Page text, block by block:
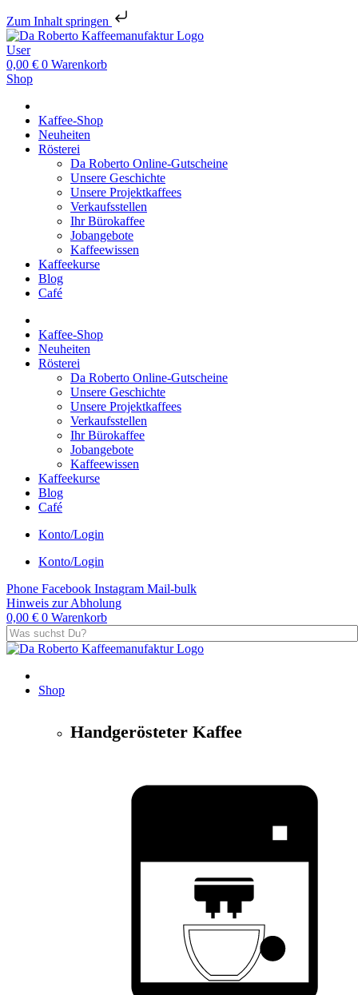
Zum Inhalt springen
User
0,00 € 0 Warenkorb
Shop
Kaffee-Shop
Neuheiten
Rösterei
Da Roberto Online-Gutscheine
Unsere Geschichte
Unsere Projektkaffees
Verkaufsstellen
Ihr Bürokaffee
Jobangebote
Kaffeewissen
Kaffeekurse
Blog
Café
Kaffee-Shop
Neuheiten
Rösterei
Da Roberto Online-Gutscheine
Unsere Geschichte
Unsere Projektkaffees
Verkaufsstellen
Ihr Bürokaffee
Jobangebote
Kaffeewissen
Kaffeekurse
Blog
Café
Konto/Login
Konto/Login
Phone Facebook Instagram Mail-bulk
Hinweis zur Abholung
0,00 € 0 Warenkorb
Shop
Handgerösteter Kaffee